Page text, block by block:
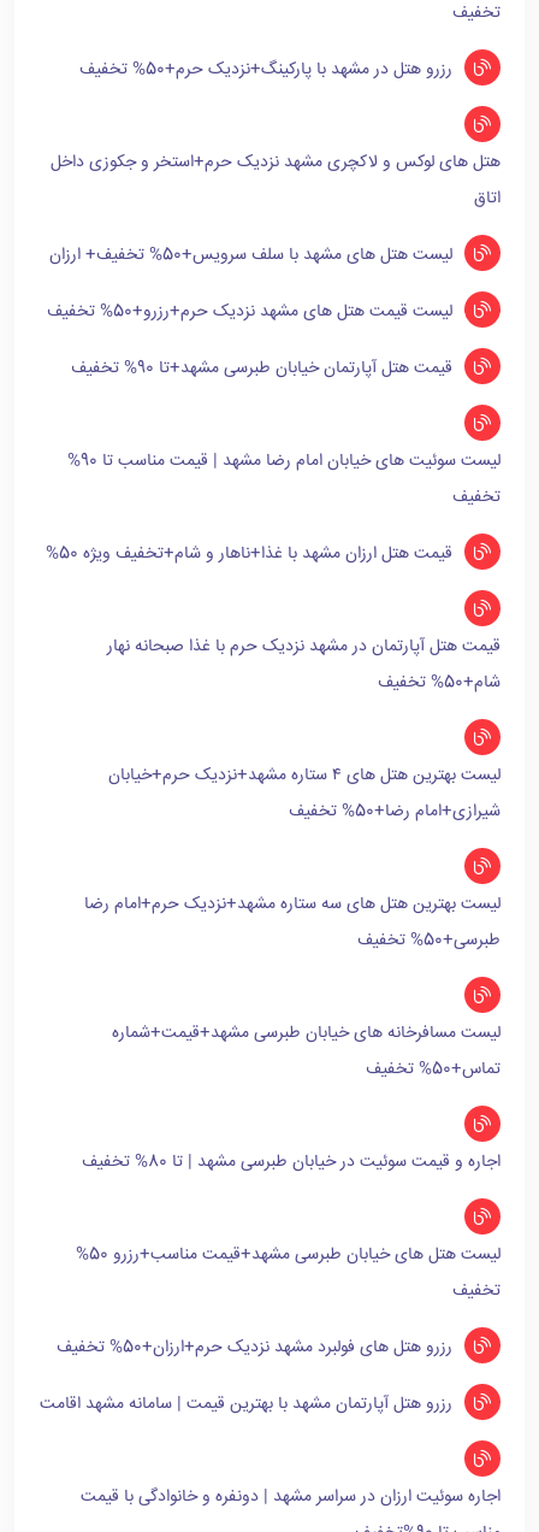
تخفیف
رزرو هتل در مشهد با پارکینگ+نزدیک حرم+50% تخفیف
هتل های لوکس و لاکچری مشهد نزدیک حرم+استخر و جکوزی داخل
اتاق
لیست هتل های مشهد با سلف سرویس+50% تخفیف+ ارزان
لیست قیمت هتل های مشهد نزدیک حرم+رزرو+50% تخفیف
قیمت هتل آپارتمان خیابان طبرسی مشهد+تا 90% تخفیف
لیست سوئیت های خیابان امام رضا مشهد | قیمت مناسب تا 90%
تخفیف
قیمت هتل ارزان مشهد با غذا+ناهار و شام+تخفیف ویژه 50%
قیمت هتل آپارتمان در مشهد نزدیک حرم با غذا صبحانه نهار
شام+50% تخفیف
لیست بهترین هتل های ۴ ستاره مشهد+نزدیک حرم+خیابان
شیرازی+امام رضا+50% تخفیف
لیست بهترین هتل های سه ستاره مشهد+نزدیک حرم+امام رضا
طبرسی+50% تخفیف
لیست مسافرخانه های خیابان طبرسی مشهد+قیمت+شماره
تماس+50% تخفیف
اجاره و قیمت سوئیت در خیابان طبرسی مشهد | تا 80% تخفیف
لیست هتل های خیابان طبرسی مشهد+قیمت مناسب+رزرو 50%
تخفیف
رزرو هتل های فولبرد مشهد نزدیک حرم+ارزان+50% تخفیف
رزرو هتل آپارتمان مشهد با بهترین قیمت | سامانه مشهد اقامت
اجاره سوئیت ارزان در سراسر مشهد | دونفره و خانوادگی با قیمت